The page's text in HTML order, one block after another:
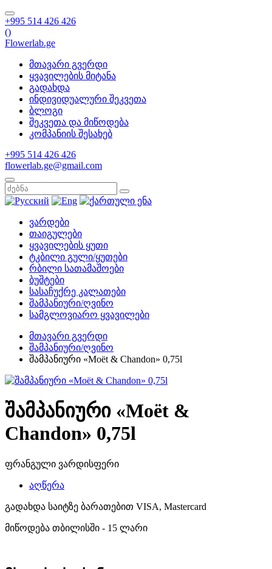
+995 514 426 426
()
Flowerlab.ge
მთავარი გვერდი
ყვავილების მიტანა
გადახდა
ინდივიდუალური შეკვეთა
ბლოგი
შეკვეთა და მიწოდება
კომპანიის შესახებ
+995 514 426 426
flowerlab.ge@gmail.com
ვარდები
თაიგულები
ყვავილების ყუთი
ტკბილი გული/ყუთები
რბილი სათამაშოები
ბუშტები
სასაჩუქრე კალათები
შამპანიური/ღვინო
სამგლოვიარო ყვავილები
მთავარი გვერდი
შამპანიური/ღვინო
შამპანიური «Moët & Chandon» 0,75l
შამპანიური «Moët &
Chandon» 0,75l
ფრანგული ვარდისფერი
აღწერა
გადახდა საიტზე ბარათებით VISA, Mastercard
მიწოდება თბილისში - 15 ლარი